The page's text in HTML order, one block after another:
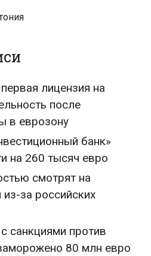
лицензия на
после
в еврозону
банк»
на 260 тысяч евро
смотрят на
за российских
санкциями против
80 млн евро